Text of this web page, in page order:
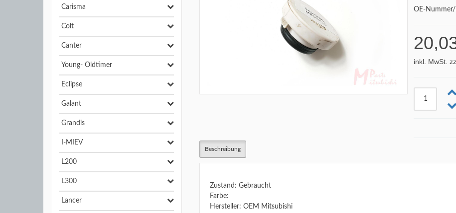
OE-
inkl. MwSt.
Beschreibung
Zustand: Gebraucht
Farbe:
Hersteller: OEM Mitsubishi
Carisma
Colt
Canter
Young- Oldtimer
Eclipse
Galant
Grandis
I-MIEV
L200
L300
Lancer